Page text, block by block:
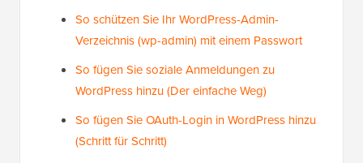
So schützen Sie Ihr WordPress-Admin-
Verzeichnis (wp-admin) mit einem Passwort
So fügen Sie soziale Anmeldungen zu
WordPress hinzu (Der einfache Weg)
So fügen Sie OAuth-Login in WordPress hinzu
(Schritt für Schritt)